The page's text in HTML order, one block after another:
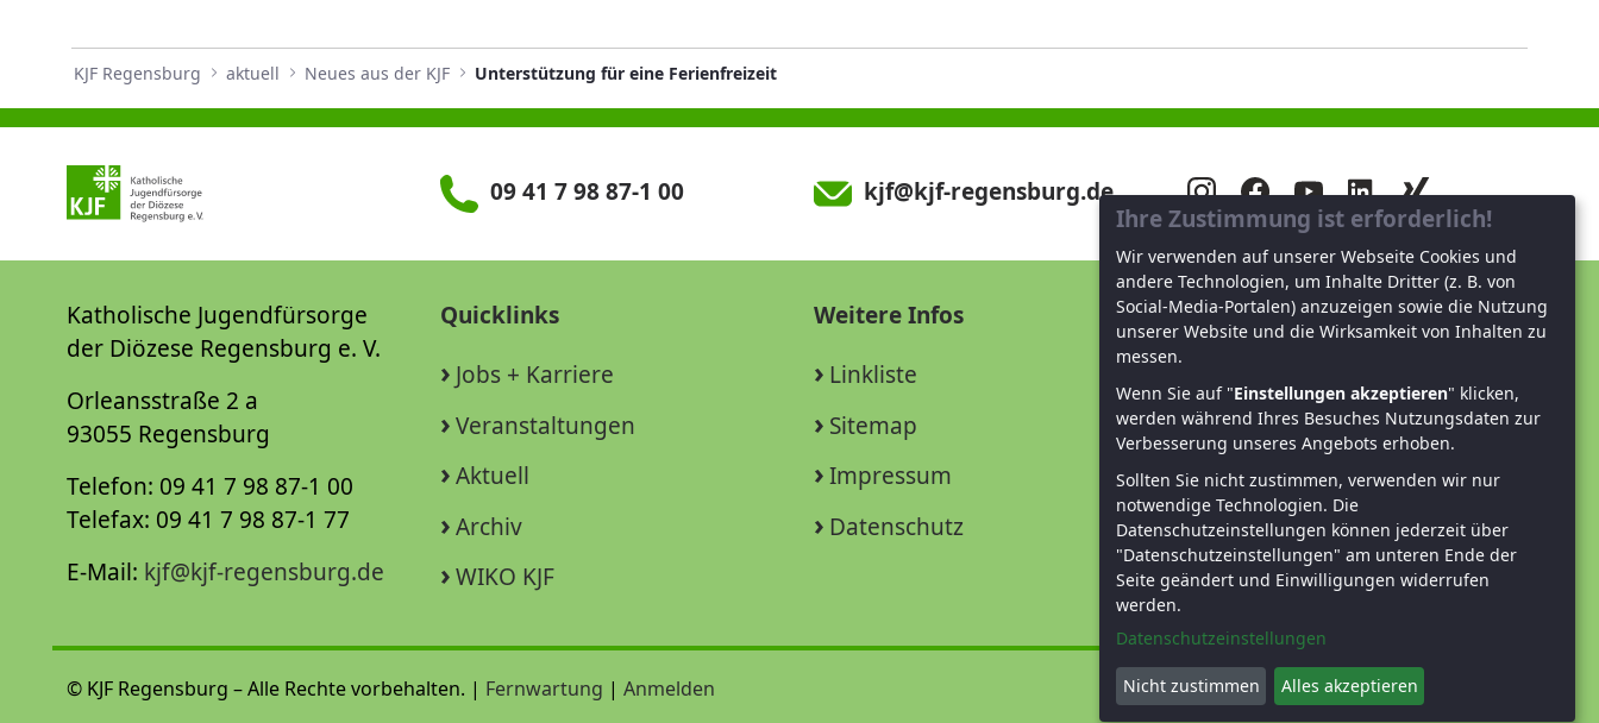
KJF Regensburg aktuell Neues aus der KJF Unterstützung für eine Ferienfreizeit
09 41 7 98 87-1 00 kjf@kjf-regensburg.de
Katholische Jugendfürsorge
der Diözese Regensburg e. V.
Orleansstraße 2 a
93055 Regensburg
Telefon: 09 41 7 98 87-1 00
Telefax: 09 41 7 98 87-1 77
E-Mail: kjf@kjf-regensburg.de
Quicklinks
Jobs + Karriere
Veranstaltungen
Aktuell
Archiv
WIKO KJF
Weitere Infos
Linkliste
Sitemap
Impressum
Datenschutz
Unterstützen Sie uns!
Spenden und helfen
© KJF Regensburg – Alle Rechte vorbehalten. | Fernwartung | Anmelden
Ihre Zustimmung ist erforderlich!
Wir verwenden auf unserer Webseite Cookies und
andere Technologien, um Inhalte Dritter (z. B. von
Social-Media-Portalen) anzuzeigen sowie die Nutzung
unserer Website und die Wirksamkeit von Inhalten zu
messen.
Wenn Sie auf "Einstellungen akzeptieren" klicken,
werden während Ihres Besuches Nutzungsdaten zur
Verbesserung unseres Angebots erhoben.
Sollten Sie nicht zustimmen, verwenden wir nur
notwendige Technologien. Die
Datenschutzeinstellungen können jederzeit über
"Datenschutzeinstellungen" am unteren Ende der
Seite geändert und Einwilligungen widerrufen
werden.
Datenschutzeinstellungen
Nicht zustimmen Alles akzeptieren